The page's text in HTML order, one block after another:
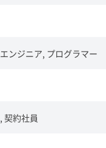
ンジニア, プログラマー
契約社員